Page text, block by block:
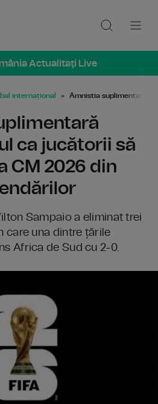
Actualitaţi Live
internațional Amnistia suplimentară
ca jucătorii să
CM 2026 din
Sampaio a eliminat trei
care una dintre țările
Africa de Sud cu 2-0.